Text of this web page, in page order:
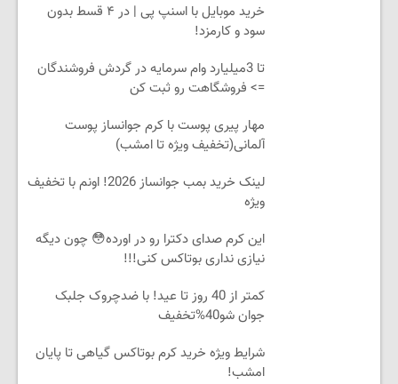
خرید موبایل با اسنپ پی | در ۴ قسط بدون
سود و کارمزد!
تا 3میلیارد وام سرمایه در گردش فروشندگان
=> فروشگاهت رو ثبت کن
مهار پیری پوست با کرم جوانساز پوست
آلمانی(تخفیف ویژه تا امشب)
لینک خرید بمب جوانساز 2026! اونم با تخفیف
ویژه
این کرم صدای دکترا رو در اورده😳 چون دیگه
نیازی نداری بوتاکس کنی!!!
کمتر از 40 روز تا عید! با ضدچروک جلبک
جوان شو40%تخفیف
شرایط ویژه خرید کرم بوتاکس گیاهی تا پایان
امشب!